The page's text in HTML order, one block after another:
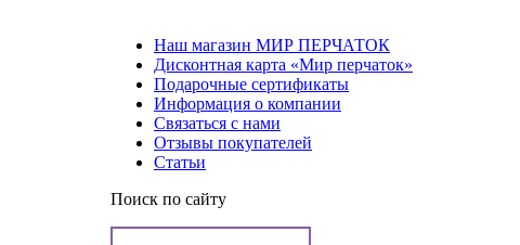
Наш магазин МИР ПЕРЧАТОК
Дисконтная карта «Мир перчаток»
Подарочные сертификаты
Информация о компании
Связаться с нами
Отзывы покупателей
Статьи
Поиск по сайту